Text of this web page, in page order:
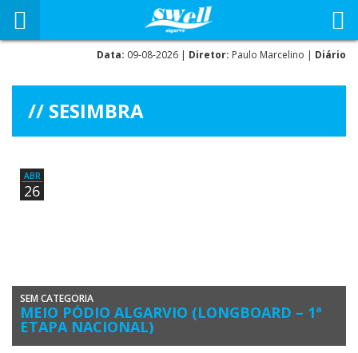
Data: 09-08-2026 | Diretor: Paulo Marcelino | Diário
SESIMBRA
ABR
26
SEM CATEGORIA
MEIO PÓDIO ALGARVIO (LONGBOARD – 1ª
ETAPA NACIONAL)
Algarvios finalistas em Sesimbra: Luís Esteves de vermelho (3º) e